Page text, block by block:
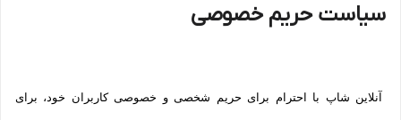
سیاست حریم خصوصی
آنلاین شاپ با احترام برای حریم شخصی و خصوصی کاربران خود، برای